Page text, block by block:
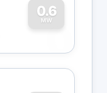
0.6
MW
0